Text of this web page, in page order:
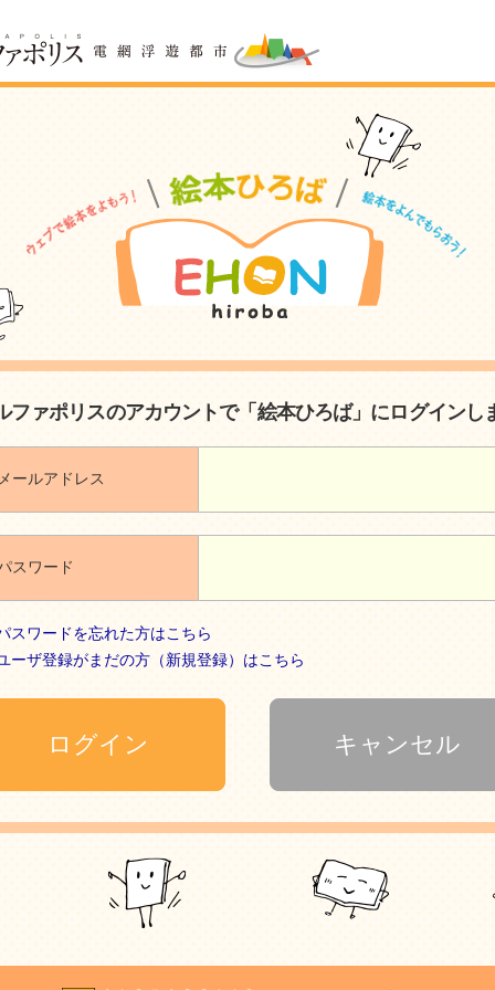
ファポリスのアカウントで「絵本ひろば」にログインし
ールアドレス
スワード
スワードを忘れた方はこちら
ーザ登録がまだの方（新規登録）はこちら